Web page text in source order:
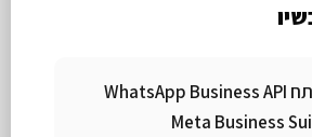
פתח WhatsApp Business API